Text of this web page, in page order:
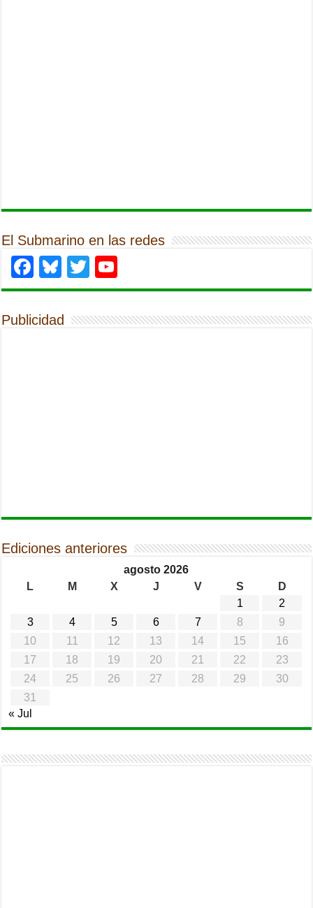
El Submarino en las redes
Facebook
Bluesky
Twitter
Publicidad
Ediciones anteriores
agosto 2026
L
M X J V S
D
1
2
3
4 5 6 7 8
9
10
11 12 13 14 15
16
17
18 19 20 21 22
23
24
25 26 27 28 29
30
31
« Jul